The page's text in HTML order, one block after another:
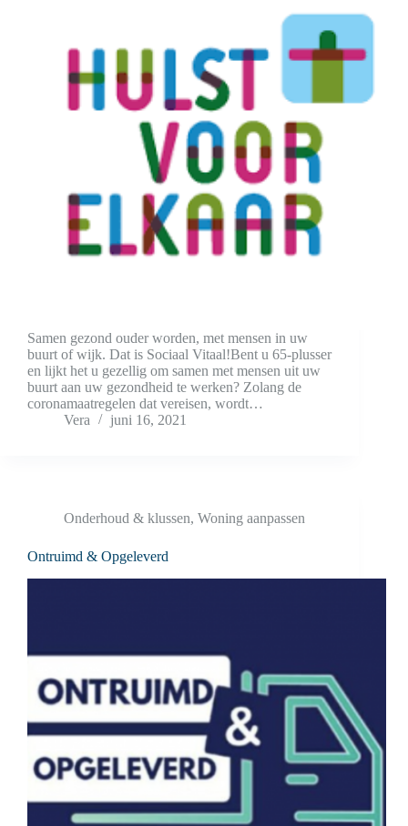
Samen gezond ouder worden, met mensen in uw
buurt of wijk. Dat is Sociaal Vitaal!Bent u 65-plusser
en lijkt het u gezellig om samen met mensen uit uw
buurt aan uw gezondheid te werken? Zolang de
coronamaatregelen dat vereisen, wordt…
Vera
juni 16, 2021
Onderhoud & klussen, Woning aanpassen
Ontruimd & Opgeleverd